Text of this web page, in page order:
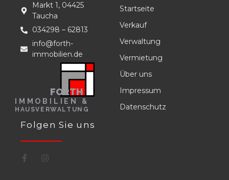
FORTH
IMMOBILIEN &
HAUSVERWALTUNG
Markt 1, 04425
Taucha
034298 – 62813
info@forth-
immobilien.de
Startseite
Verkauf
Verwaltung
Vermietung
Über uns
Impressum
Datenschutz
Folgen Sie uns